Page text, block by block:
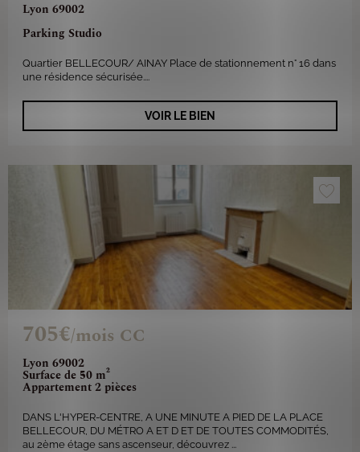
Lyon 69002
Parking Studio
Quartier BELLECOUR/ AINAY Place de stationnement n° 16 dans
une résidence sécurisée....
VOIR LE BIEN
Lyon 69002
Surface de 50 m²
Appartement 2 pièces
705€/mois CC
DANS L'HYPER-CENTRE, A UNE MINUTE A PIED DE LA PLACE
BELLECOUR, DU MÉTRO A ET D ET DE TOUTES COMMODITÉS,
au 2ème étage sans ascenseur, découvrez ...